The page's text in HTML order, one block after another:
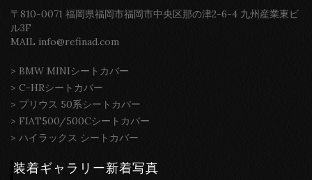
〒810-0071 福岡県福岡市福岡市中央区那の津2-6-4 九州産業東ビ
ル3F
MAIL info@refinad.com
> BMW MINIシートカバー
> C-HRシートカバー
> プリウス 50系シートカバー
> FIAT500/500Cシートカバー
> ハイラックス シートカバー
装着ギャラリー新着写真